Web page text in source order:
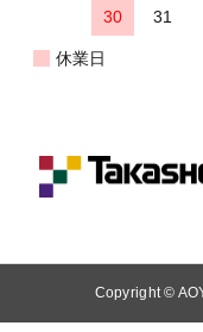
30 31
休業日
Copyright ©